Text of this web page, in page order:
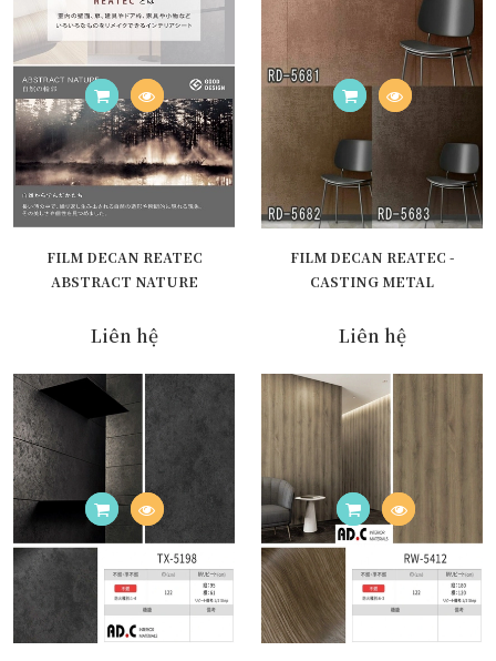
FILM DECAN REATEC
ABSTRACT NATURE
Liên hệ
FILM DECAN REATEC -
CASTING METAL
Liên hệ